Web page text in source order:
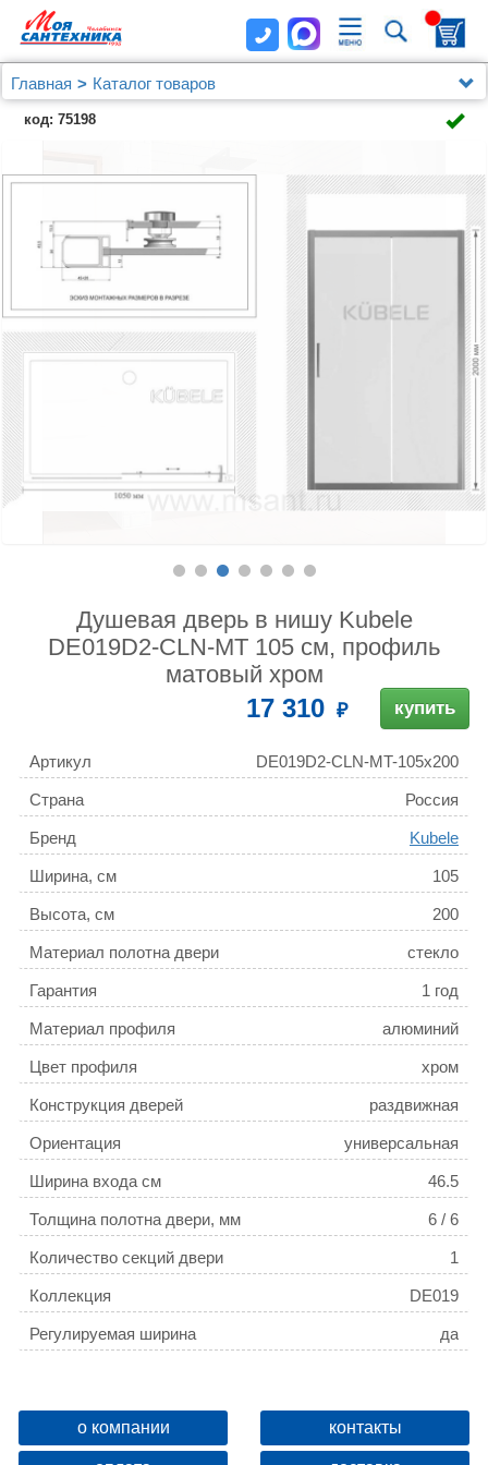
Главная
Каталог товаров
Душевые уголки, ограждения, поддоны
Kubele
Душевая дверь в нишу Kubele DE019D2-CLN-MT
код: 75198
Душевая дверь в нишу Kubele
DE019D2-CLN-MT 105 см, профиль
матовый хром
17 310 купить
Артикул DE019D2-CLN-MT-105х200
Страна Россия
Бренд Kubele
Ширина, см 105
Высота, см 200
Материал полотна двери стекло
Гарантия 1 год
Материал профиля алюминий
Цвет профиля хром
Конструкция дверей раздвижная
Ориентация универсальная
Ширина входа см 46.5
Толщина полотна двери, мм 6 / 6
Количество секций двери 1
Коллекция DE019
Регулируемая ширина да
о компании контакты